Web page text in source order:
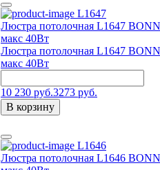
L1647
Люстра потолочная L1647
макс 40Вт
Люстра потолочная L1647
макс 40Вт
10 230 руб.3273 руб.
В корзину
L1646
Люстра потолочная L1646